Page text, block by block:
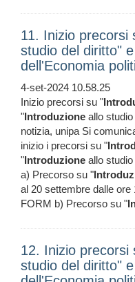
11. Inizio precorsi
studio del diritto"
dell'Economia
4-set-2024 10.58.25
Inizio precorsi su "
"Introduzione allo
notizia, unipa Si
inizio i precorsi su "
"Introduzione allo
a) Precorso su "
al 20 settembre dalle ore
FORM b) Precorso su "
12. Inizio precorsi
studio del diritto"